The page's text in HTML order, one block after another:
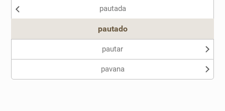
pautada
pautado
pautar
pavana